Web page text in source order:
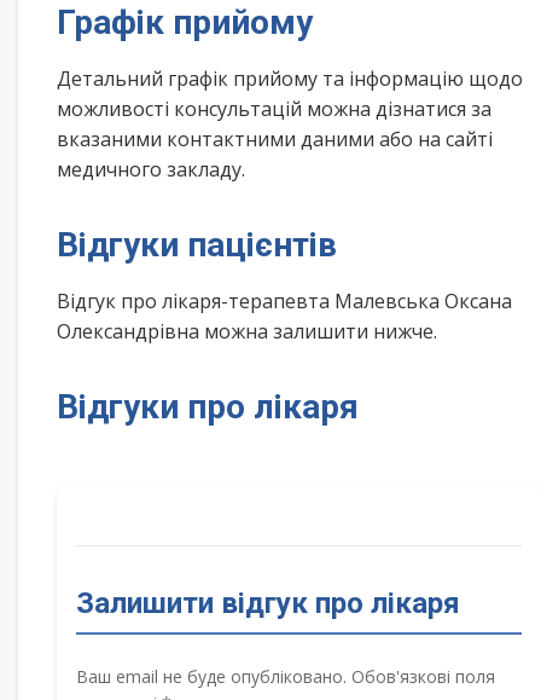
Графік прийому
Детальний графік прийому та інформацію щодо
можливості консультацій можна дізнатися за
вказаними контактними даними або на сайті
медичного закладу.
Відгуки пацієнтів
Відгук про лікаря-терапевта Малевська Оксана
Олександрівна можна залишити нижче.
Відгуки про лікаря
Залишити відгук про лікаря
Ваш email не буде опубліковано. Обов'язкові поля